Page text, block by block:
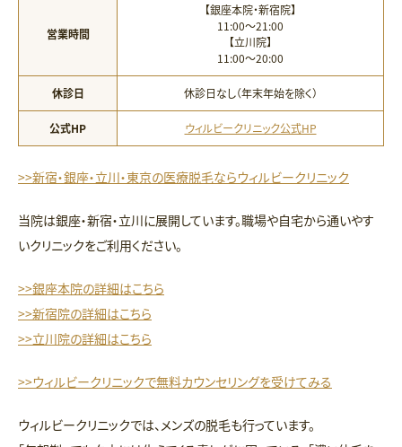
営業時間
【銀座本院・新宿院】
11:00〜21:00
【立川院】
11:00〜20:00
休診日 休診日なし（年末年始を除く）
公式HP ウィルビークリニック公式HP
>>新宿・銀座・立川・東京の医療脱毛ならウィルビークリニック
当院は銀座・新宿・立川に展開しています。職場や自宅から通いやす
いクリニックをご利用ください。
>>銀座本院の詳細はこちら
>>新宿院の詳細はこちら
>>立川院の詳細はこちら
>>ウィルビークリニックで無料カウンセリングを受けてみる
ウィルビークリニックでは、メンズの脱毛も行っています。